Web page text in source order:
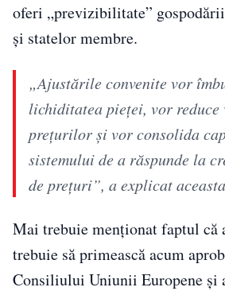
oferi „previzibilitate”
și statelor membre.
„Ajustările convenite vor
lichiditatea pieței, vor
prețurilor și vor consolida
sistemului de a răspunde la
de prețuri”, a explicat
Mai trebuie menționat faptul
trebuie să primească acum
Consiliului Uniunii Europene și